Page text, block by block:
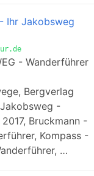
Ihr Jakobsweg
- Wanderführer
Bergverlag
-
Bruckmann -
Kompass -
…